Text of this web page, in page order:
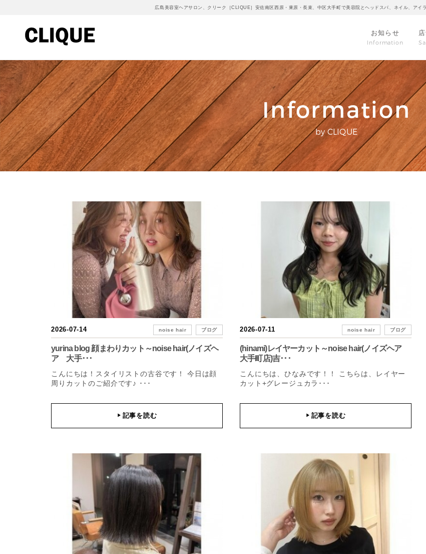
広島美容室ヘアサロン、クリーク［CLIQUE］安佐南区西原・東原・長束、中区大手町で美容院とヘッドスパ、ネイル、アイ
お知らせ
Information
Information
by CLIQUE
2026-07-14 noise hair ブログ
yurina blog 顔まわりカット～noise hair(ノイズヘ
ア 大手･･･
こんにちは！スタイリストの古谷です！ 今日は顔
周りカットのご紹介です♪ ･･･
▶ 記事を読む
2026-07-11 noise hair ブログ
(hinami)レイヤーカット～noise hair(ノイズヘア
大手町店)吉･･･
こんにちは、ひなみです！！ こちらは、レイヤー
カット+グレージュカラ･･･
▶ 記事を読む